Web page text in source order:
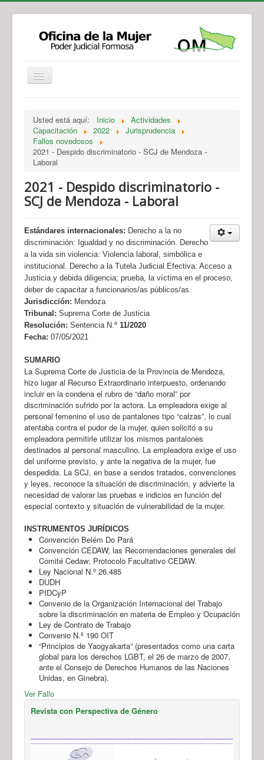
Legislación
Novedades
Recursos y Servicios de Atención
Usted está aquí: Inicio
Actividades
Capacitación
2022
Jurisprudencia
Fallos novedosos
2021 - Despido discriminatorio - SCJ de Mendoza -
Laboral
2021 - Despido discriminatorio -
SCJ de Mendoza - Laboral
Estándares internacionales: Derecho a la no
discriminación: Igualdad y no discriminación. Derecho
a la vida sin violencia: Violencia laboral, simbólica e
institucional. Derecho a la Tutela Judicial Efectiva: Acceso a
Justicia y debida diligencia; prueba, la víctima en el proceso,
deber de capacitar a funcionarios/as públicos/as.
Jurisdicción: Mendoza
Tribunal: Suprema Corte de Justicia
Resolución: Sentencia N.º 11/2020
Fecha: 07/05/2021
SUMARIO
La Suprema Corte de Justicia de la Provincia de Mendoza,
hizo lugar al Recurso Extraordinario interpuesto, ordenando
incluir en la condena el rubro de “daño moral” por
discriminación sufrido por la actora. La empleadora exige al
personal femenino el uso de pantalones tipo “calzas”, lo cual
atentaba contra el pudor de la mujer, quien solicitó a su
empleadora permitirle utilizar los mismos pantalones
destinados al personal masculino. La empleadora exige el uso
del uniforme previsto, y ante la negativa de la mujer, fue
despedida. La SCJ, en base a sendos tratados, convenciones
y leyes, reconoce la situación de discriminación, y advierte la
necesidad de valorar las pruebas e indicios en función del
especial contexto y situación de vulnerabilidad de la mujer.
INSTRUMENTOS JURÍDICOS
Convención Belém Do Pará
Convención CEDAW; las Recomendaciones generales del
Comité Cedaw; Protocolo Facultativo CEDAW.
Ley Nacional N.º 26.485
DUDH
PIDCyP
Convenio de la Organización Internacional del Trabajo
sobre la discriminación en materia de Empleo y Ocupación
Ley de Contrato de Trabajo
Convenio N.º 190 OIT
“Principios de Yaogyakarta” (presentados como una carta
global para los derechos LGBT, el 26 de marzo de 2007,
ante el Consejo de Derechos Humanos de las Naciones
Unidas, en Ginebra).
Ver Fallo
Revista con Perspectiva de Género